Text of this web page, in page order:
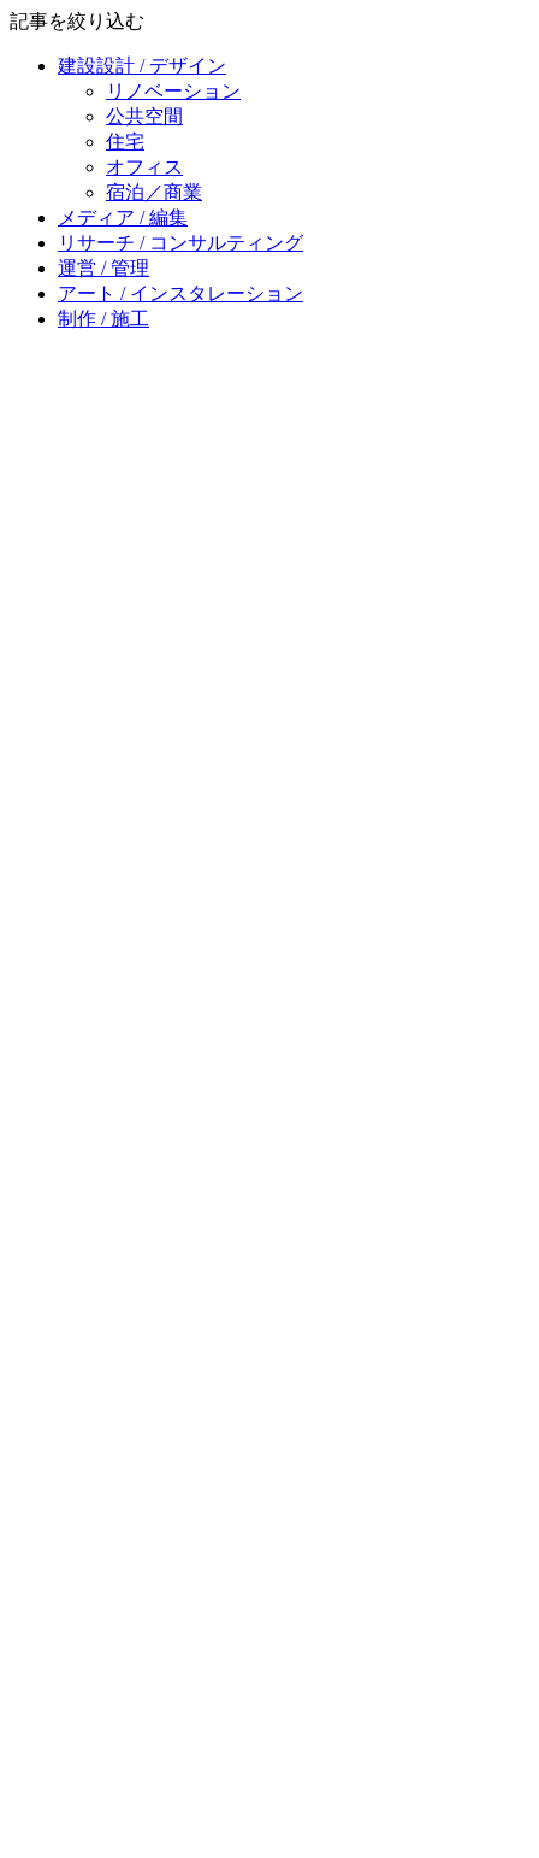
記事を絞り込む
建設設計 / デザイン
リノベーション
公共空間
住宅
オフィス
宿泊／商業
メディア / 編集
リサーチ / コンサルティング
運営 / 管理
アート / インスタレーション
制作 / 施工